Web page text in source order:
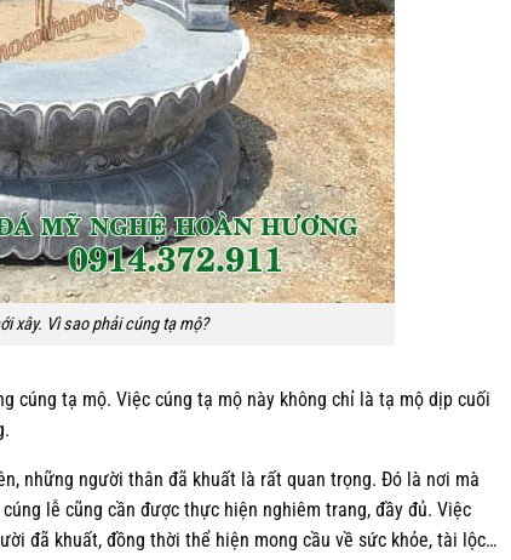
xây. Vì sao phải cúng tạ mộ?
tạ mộ. Việc cúng tạ mộ này không chỉ là tạ mộ dịp cuối
những người thân đã khuất là rất quan trọng. Đó là nơi mà
lễ cũng cần được thực hiện nghiêm trang, đầy đủ. Việc
đã khuất, đồng thời thể hiện mong cầu về sức khỏe, tài lộc…